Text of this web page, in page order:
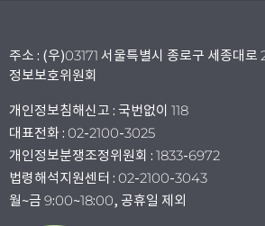
주소 : (우)03171 서울특별시 종로구 세종대로
정보보호위원회
개인정보침해신고 : 국번없이 118
대표전화 : 02-2100-3025
개인정보분쟁조정위원회 : 1833-6972
법령해석지원센터 : 02-2100-3043
월~금 9:00~18:00, 공휴일 제외